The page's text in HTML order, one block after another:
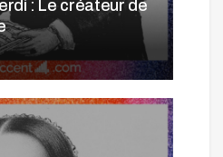
: Le créateur de